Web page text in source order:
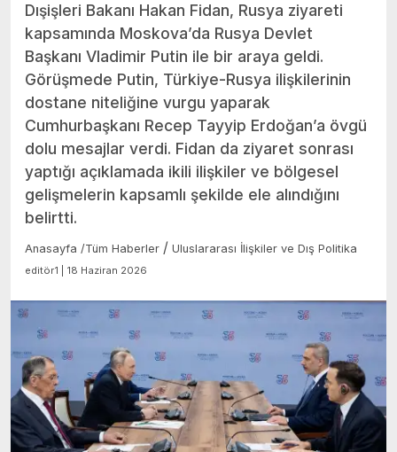
Dışişleri Bakanı Hakan Fidan, Rusya ziyareti
kapsamında Moskova’da Rusya Devlet
Başkanı Vladimir Putin ile bir araya geldi.
Görüşmede Putin, Türkiye-Rusya ilişkilerinin
dostane niteliğine vurgu yaparak
Cumhurbaşkanı Recep Tayyip Erdoğan’a övgü
dolu mesajlar verdi. Fidan da ziyaret sonrası
yaptığı açıklamada ikili ilişkiler ve bölgesel
gelişmelerin kapsamlı şekilde ele alındığını
belirtti.
Anasayfa /Tüm Haberler / Uluslararası İlişkiler ve Dış Politika
editör1 | 18 Haziran 2026